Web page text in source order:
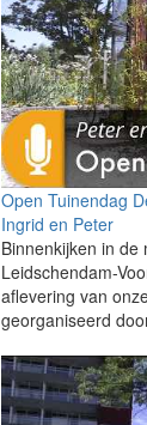
Open Tuinendag
Ingrid en Peter
Binnenkijken in de
Leidschendam-
aflevering van
georganiseerd